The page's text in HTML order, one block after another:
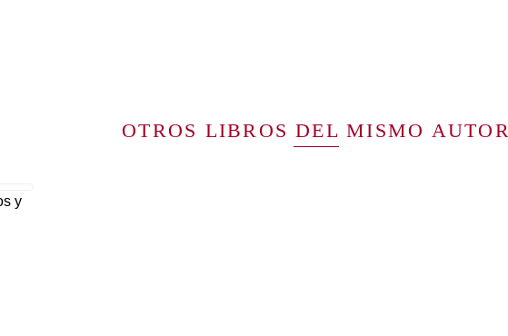
OTROS LIBROS DEL MISMO AUTOR
y